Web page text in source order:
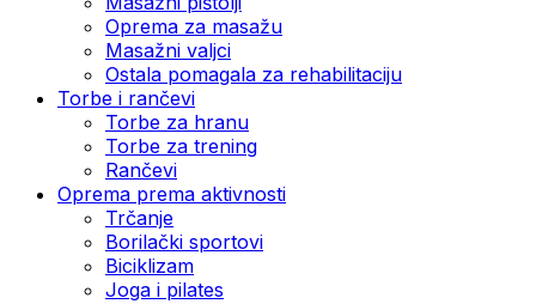
Oprema za masažu
Masažni valjci
Ostala pomagala za rehabilitaciju
Torbe i rančevi
Torbe za hranu
Torbe za trening
Rančevi
Oprema prema aktivnosti
Trčanje
Borilački sportovi
Biciklizam
Joga i pilates